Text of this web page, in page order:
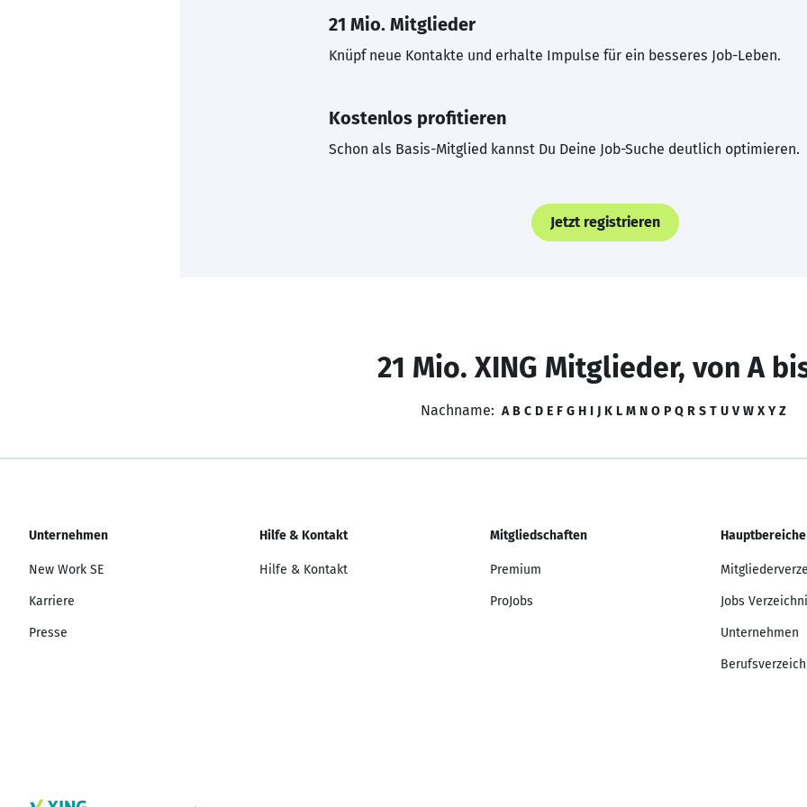
21 Mio. Mitglieder
Knüpf neue Kontakte und erhalte Impulse für ein besseres Job-Leben.
Kostenlos profitieren
Schon als Basis-Mitglied kannst Du Deine Job-Suche deutlich optimieren.
Jetzt registrieren
21 Mio. XING Mitglieder, von A
Nachname: A B C D E F G H I J K L M N O P Q R S T U V W X Y Z
Unternehmen
New Work SE
Karriere
Presse
Hilfe & Kontakt
Hilfe & Kontakt
Mitgliedschaften
Premium
ProJobs
Hauptbereiche
Jobs
Unternehmen